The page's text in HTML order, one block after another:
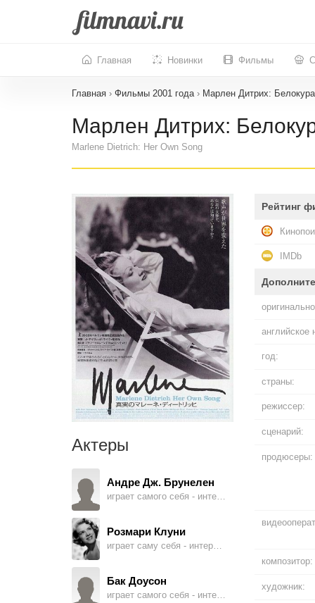
Главная Новинки Фильмы
Главная › Фильмы 2001 года › Марлен Дитрих:
Марлен Дитрих:
Marlene Dietrich: Her Own Song
Актеры
Андре Дж. Брунелен
Розмари Клуни
Бак Доусон
Рейтинг
IMDb
английское
год:
страны:
режиссер:
сценарий:
продюсеры:
композитор:
художник: